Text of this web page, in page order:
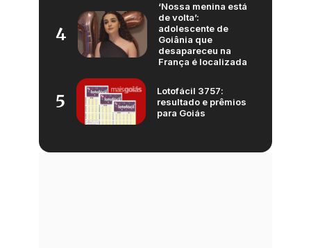
4
‘Nossa menina está
de volta’:
adolescente de
Goiânia que
desapareceu na
França é localizada
5
Lotofácil 3757:
resultado e prêmios
para Goiás